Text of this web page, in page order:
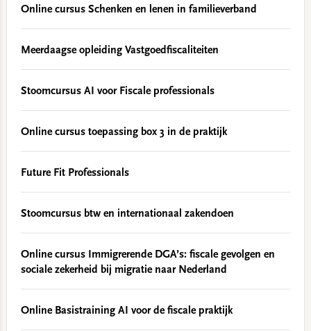
Online cursus Schenken en lenen in familieverband
Meerdaagse opleiding Vastgoedfiscaliteiten
Stoomcursus AI voor Fiscale professionals
Online cursus toepassing box 3 in de praktijk
Future Fit Professionals
Stoomcursus btw en internationaal zakendoen
Online cursus Immigrerende DGA’s: fiscale gevolgen en
sociale zekerheid bij migratie naar Nederland
Online Basistraining AI voor de fiscale praktijk